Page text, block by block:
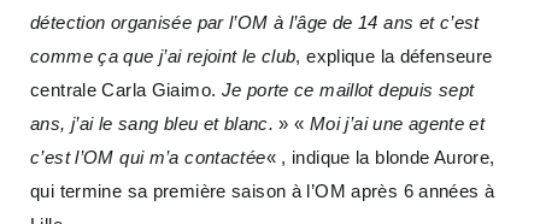
détection organisée par l’OM à l’âge de 14 ans et c’est
comme ça que j’ai rejoint le club, explique la défenseure
centrale Carla Giaimo. Je porte ce maillot depuis sept
ans, j’ai le sang bleu et blanc. » « Moi j’ai une agente et
c’est l’OM qui m’a contactée« , indique la blonde Aurore,
qui termine sa première saison à l’OM après 6 années à